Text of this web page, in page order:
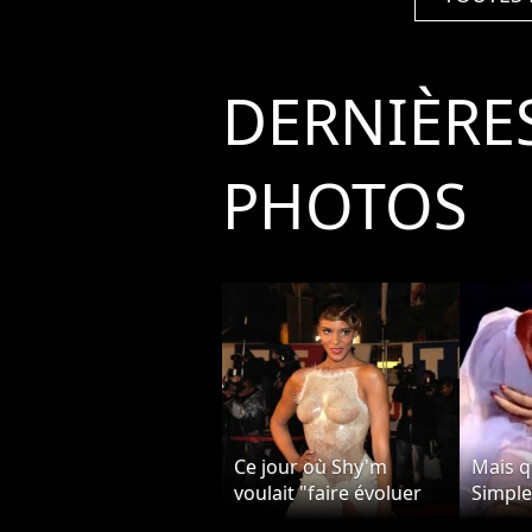
PHOTOS
Ce jour où Shy'm
voulait "faire évoluer
les mentalités" en...
Mais